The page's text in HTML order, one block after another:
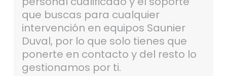
que buscas para cualquier
intervención en equipos Saunier
Duval, por lo que solo tienes que
ponerte en contacto y del resto lo
gestionamos por ti.